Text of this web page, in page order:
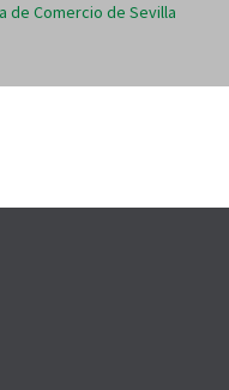
de Comercio de Sevilla